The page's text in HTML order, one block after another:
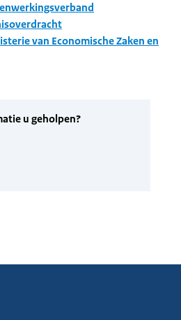
van Economische Zaken en